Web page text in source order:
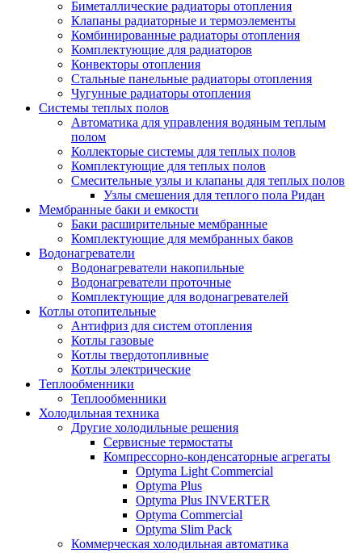
Биметаллические радиаторы отопления
Клапаны радиаторные и термоэлементы
Комбинированные радиаторы отопления
Комплектующие для радиаторов
Конвекторы отопления
Стальные панельные радиаторы отопления
Чугунные радиаторы отопления
Системы теплых полов
Автоматика для управления водяным теплым
полом
Коллекторые системы для теплых полов
Комплектующие для теплых полов
Смесительные узлы и клапаны для теплых полов
Узлы смешения для теплого пола Ридан
Мембранные баки и емкости
Баки расширительные мембранные
Комплектующие для мембранных баков
Водонагреватели
Водонагреватели накопильные
Водонагреватели проточные
Комплектующие для водонагревателей
Котлы отопительные
Антифриз для систем отопления
Котлы газовые
Котлы твердотопливные
Котлы электрические
Теплообменники
Теплообменники
Холодильная техника
Другие холодильные решения
Сервисные термостаты
Компрессорно-конденсаторные агрегаты
Optyma Light Commercial
Optyma Plus
Optyma Plus INVERTER
Optyma Commercial
Optyma Slim Pack
Коммерческая холодильная автоматика